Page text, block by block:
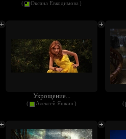
( Оксана Евкодимова )
Укрощение...
( Алексей Яшкин ) (